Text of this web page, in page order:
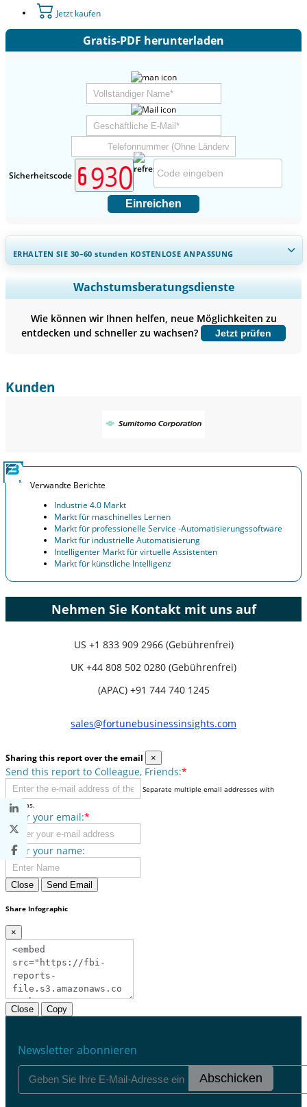
Jetzt kaufen
Gratis-PDF herunterladen
Sicherheitscode
Einreichen
ERHALTEN SIE 30–60stunden KOSTENLOSE ANPASSUNG
Regionale und länderspezifische Abdeckung erweitern,
Segmentanalyse, Unternehmensprofile, Wettbewerbs-
Jetzt anpassen
Wachstumsberatungsdienste
Wie können wir Ihnen helfen, neue Möglichkeiten zu
entdecken und schneller zu wachsen?
Jetzt prüfen
Kunden
Verwandte Berichte
Industrie 4.0 Markt
Markt für maschinelles Lernen
Markt für professionelle Service -Automatisierungssoftware
Markt für industrielle Automatisierung
Intelligenter Markt für virtuelle Assistenten
Markt für künstliche Intelligenz
Nehmen Sie Kontakt mit uns auf
US +1 833 909 2966 (Gebührenfrei)
UK +44 808 502 0280 (Gebührenfrei)
(APAC) +91 744 740 1245
sales@fortunebusinessinsights.com
Sharing this report over the email ×
Send this report to Colleague, Friends:*
Separate multiple email addresses with
commas.
Enter your email:*
Enter your name:
Close Send Email
Share Infographic
×
Close Copy
Newsletter abonnieren
Abschicken